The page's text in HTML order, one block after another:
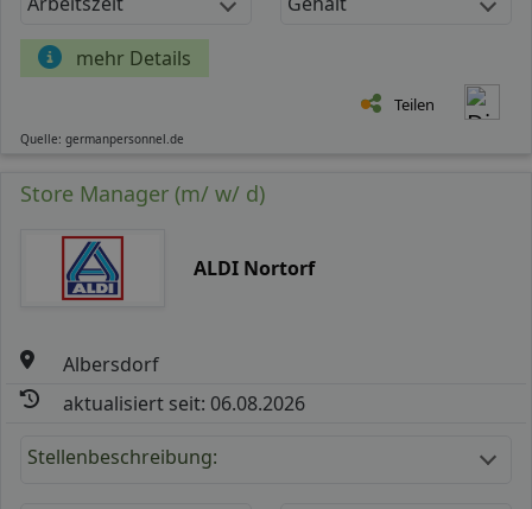
mehr Details
Teilen
Quelle: germanpersonnel.de
Store Manager (m/ w/ d)
ALDI Nortorf
Albersdorf
aktualisiert seit: 06.08.2026
Stellenbeschreibung: